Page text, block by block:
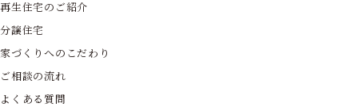
再生住宅のご紹介
分譲住宅
家づくりへのこだわり
ご相談の流れ
よくある質問